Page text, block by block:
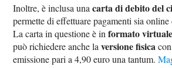
Inoltre, è inclusa unacarta di debito del
permette di effettuare pagamenti sia
La carta in questione è informato virtuale
può richiedere anche laversione fisica
emissione pari a 4,90 euro una tantum.